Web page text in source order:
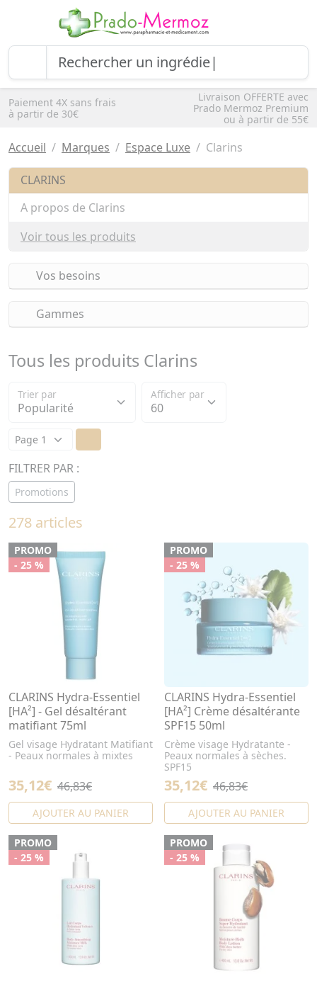
Paiement 4X sans frais
à partir de 30€
Livraison OFFERTE avec
Prado Mermoz Premium
ou à partir de 55€
Accueil Marques Espace Luxe Clarins
CLARINS
A propos de Clarins
Voir tous les produits
Vos besoins
Gammes
Tous les produits Clarins
Trier par Afficher par
FILTRER PAR :
Promotions
278 articles
PROMO
- 25 %
CLARINS Hydra-Essentiel
[HA²] - Gel désaltérant
matifiant 75ml
Gel visage Hydratant Matifiant
- Peaux normales à mixtes
35,12€ 46,83€
AJOUTER AU PANIER
PROMO
- 25 %
CLARINS Hydra-Essentiel
[HA²] Crème désaltérante
SPF15 50ml
Crème visage Hydratante -
Peaux normales à sèches.
SPF15
35,12€ 46,83€
AJOUTER AU PANIER
PROMO
- 25 %
PROMO
- 25 %